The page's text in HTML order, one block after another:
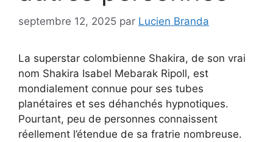
septembre 12, 2025 par Lucien Branda
La superstar colombienne Shakira, de son vrai
nom Shakira Isabel Mebarak Ripoll, est
mondialement connue pour ses tubes
planétaires et ses déhanchés hypnotiques.
Pourtant, peu de personnes connaissent
réellement l’étendue de sa fratrie nombreuse.